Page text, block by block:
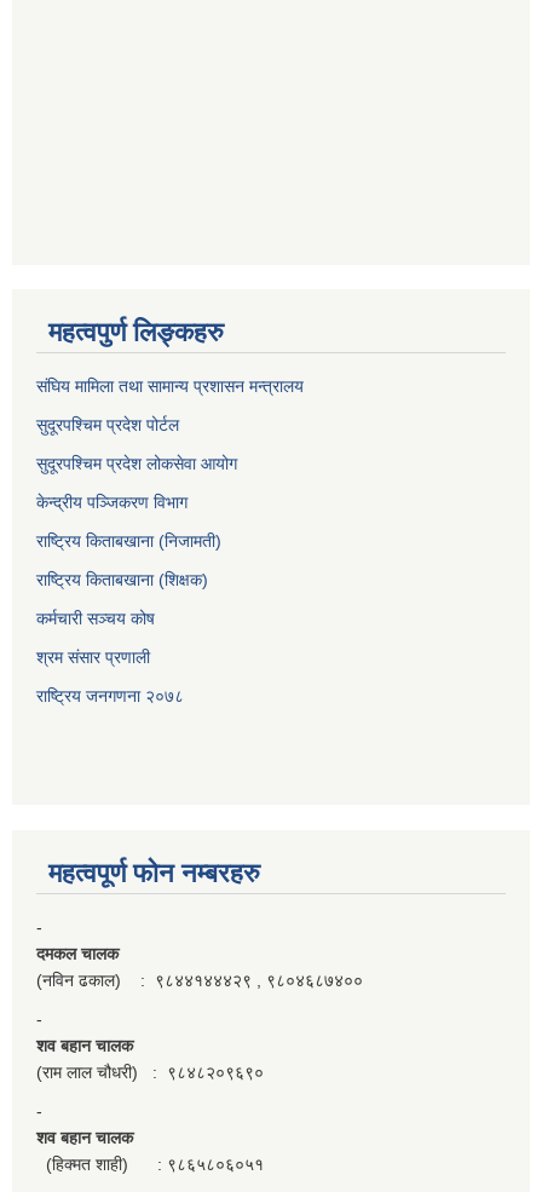
महत्वपुर्ण लिङ्कहरु
संघिय मामिला तथा सामान्य प्रशासन मन्त्रालय
सुदूरपश्चिम प्रदेश पोर्टल
सुदूरपश्‍चिम प्रदेश लोकसेवा आयोग
केन्द्रीय पञ्जिकरण विभाग
राष्ट्रिय किताबखाना (निजामती)
राष्ट्रिय किताबखाना (शिक्षक)
कर्मचारी सञ्चय कोष
श्रम संसार प्रणाली
राष्ट्रिय जनगणना २०७८
महत्वपूर्ण फाेन नम्बरहरु
-
दमकल चालक
(नविन ढकाल) : ९८४४१४४४२९ , ९८०४६८७४००
-
शव बहान चालक
(राम लाल चौधरी) : ९८४८२०९६९०
-
शव बहान चालक
(हिक्मत शाही) : ९८६५८०६०५१